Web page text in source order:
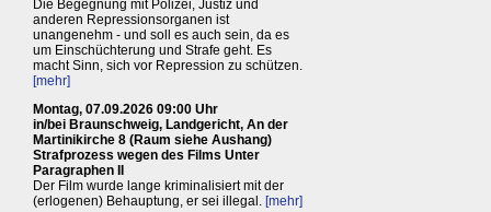
Die Begegnung mit Polizei, Justiz und
anderen Repressionsorganen ist
unangenehm - und soll es auch sein, da es
um Einschüchterung und Strafe geht. Es
macht Sinn, sich vor Repression zu schützen.
[mehr]
Montag, 07.09.2026 09:00 Uhr
in/bei Braunschweig, Landgericht, An der
Martinikirche 8 (Raum siehe Aushang)
Strafprozess wegen des Films Unter
Paragraphen II
Der Film wurde lange kriminalisiert mit der
(erlogenen) Behauptung, er sei illegal. [mehr]